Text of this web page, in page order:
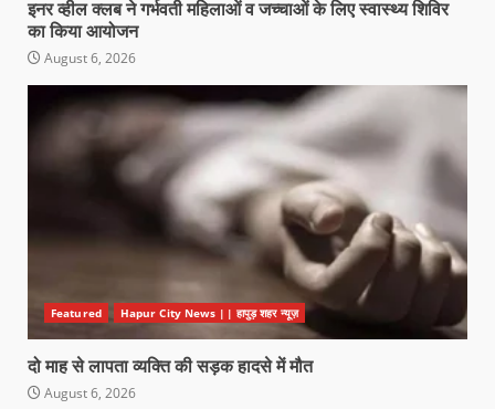
इनर व्हील क्लब ने गर्भवती महिलाओं व जच्चाओं के लिए स्वास्थ्य शिविर
का किया आयोजन
August 6, 2026
Featured Hapur City News || हापुड़ शहर न्यूज़
दो माह से लापता व्यक्ति की सड़क हादसे में मौत
August 6, 2026